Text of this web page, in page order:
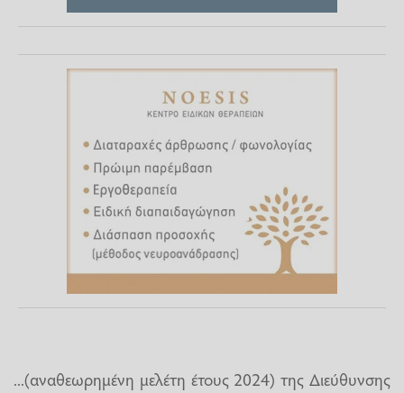
...(αναθεωρημένη μελέτη έτους 2024) της Διεύθυνσης